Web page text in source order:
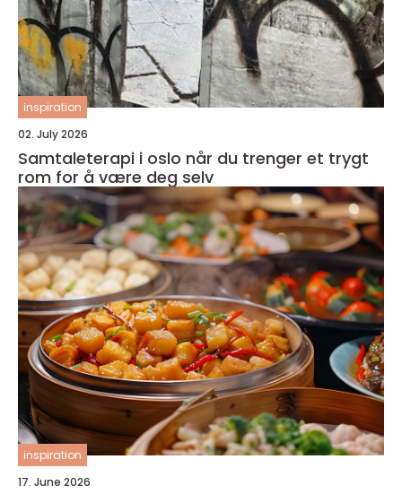
inspiration
02. July 2026
Samtaleterapi i oslo når du trenger et trygt
rom for å være deg selv
inspiration
17. June 2026